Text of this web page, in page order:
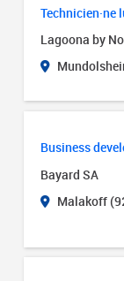
Technicien·ne
Lagoona by
Business
Bayard SA
Malakoff